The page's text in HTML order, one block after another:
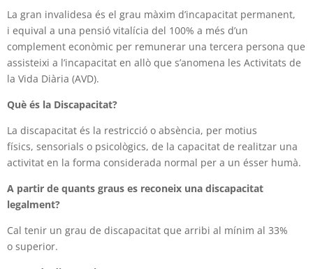
La gran invalidesa és el grau màxim d’incapacitat permanent,
i equival a una pensió vitalícia del 100% a més d’un
complement econòmic per remunerar una tercera persona que
assisteixi a l’incapacitat en allò que s’anomena les Activitats de
la Vida Diària (AVD).
Què és la Discapacitat?
La discapacitat és la restricció o absència, per motius
físics, sensorials o psicològics, de la capacitat de realitzar una
activitat en la forma considerada normal per a un ésser humà.
A partir de quants graus es reconeix una discapacitat
legalment?
Cal tenir un grau de discapacitat que arribi al mínim al 33%
o superior.